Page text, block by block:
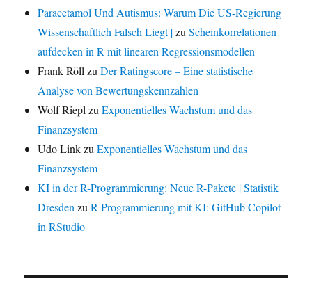
Paracetamol Und Autismus: Warum Die US-Regierung
Wissenschaftlich Falsch Liegt |zuScheinkorrelationen
aufdecken in R mit linearen Regressionsmodellen
Frank Röll zuDer Ratingscore – Eine statistische
Analyse von Bewertungskennzahlen
Wolf Riepl zuExponentielles Wachstum und das
Finanzsystem
Udo LinkzuExponentielles Wachstum und das
Finanzsystem
KI in der R-Programmierung: Neue R-Pakete | Statistik
Dresden zuR-Programmierung mit KI: GitHub Copilot
in RStudio